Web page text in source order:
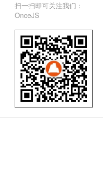
扫一扫即可关注我们：
OnceJS